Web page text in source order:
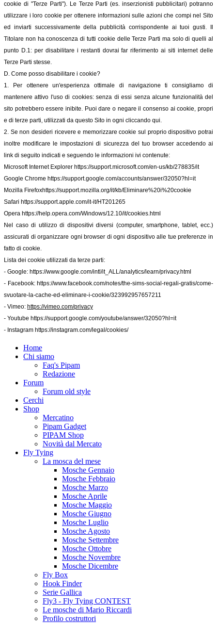
cookie di "Terze Parti"). Le Terze Parti (es. inserzionisti pubblicitari) potranno
utilizzare i loro cookie per ottenere informazioni sulle azioni che compi nel Sito
ed inviarti successivamente della pubblicità corrispondente ai tuoi gusti. Il
Titolare non ha conoscenza di tutti cookie delle Terze Parti ma solo di quelli al
punto D.1: per disabilitare i restanti dovrai far riferimento ai siti internet delle
Terze Parti stesse.
D. Come posso disabilitare i cookie?
1. Per ottenere un'esperienza ottimale di navigazione ti consigliamo di
mantenere attivo l'uso di cookies: senza di essi senza alcune funzionalità del
sito potrebbero essere inibite. Puoi dare o negare il consenso ai cookie, propri
e di terze parti, utilizzati da questo Sito in ogni cliccando qui.
2. Se non desideri ricevere e memorizzare cookie sul proprio dispositivo potrai
inoltre modificare le impostazioni di sicurezza del tuo browser accedendo ai
link di seguito indicati e seguendo le informazioni ivi contenute:
Microsoft Internet Explorer https://support.microsoft.com/en-us/kb/278835/it
Google Chrome https://support.google.com/accounts/answer/32050?hl=it
Mozilla Firefoxhttps://support.mozilla.org/it/kb/Eliminare%20i%20cookie
Safari https://support.apple.com/it-it/HT201265
Opera https://help.opera.com/Windows/12.10/it/cookies.html
Nel caso di utilizzo di dispositivi diversi (computer, smartphone, tablet, ecc.)
assicurati di organizzare ogni browser di ogni dispositivo alle tue preferenze in
fatto di cookie.
Lista dei cookie utilizzati da terze parti:
- Google: https://www.google.com/intl/it_ALL/analytics/learn/privacy.html
- Facebook: https://www.facebook.com/notes/the-sims-social-regali-gratis/come-
svuotare-la-cache-ed-eliminare-i-cookie/323992957657211
- Vimeo: https://vimeo.com/privacy
- Youtube https://support.google.com/youtube/answer/32050?hl=it
- Instagram https://instagram.com/legal/cookies/
Home
Chi siamo
Faq's Pipam
Redazione
Forum
Forum old style
Cerchi
Shop
Mercatino
Pipam Gadget
PIPAM Shop
Novità dal Mercato
Fly Tying
La mosca del mese
Mosche Gennaio
Mosche Febbraio
Mosche Marzo
Mosche Aprile
Mosche Maggio
Mosche Giugno
Mosche Luglio
Mosche Agosto
Mosche Settembre
Mosche Ottobre
Mosche Novembre
Mosche Dicembre
Fly Box
Hook Finder
Serie Gallica
Fly3 - Fly Tying CONTEST
Le mosche di Mario Riccardi
Profilo costruttori